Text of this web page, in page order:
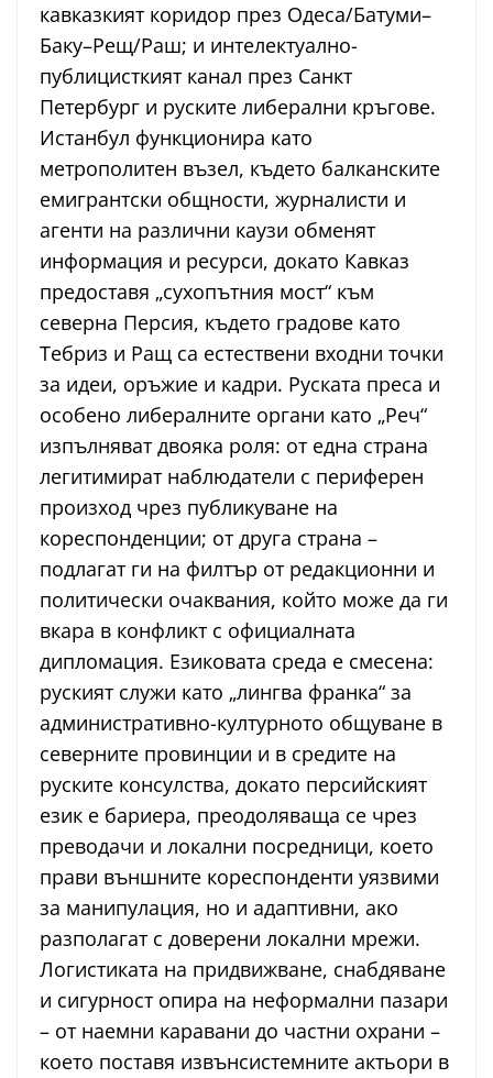
кавказкият коридор през Одеса/Батуми–
Баку–Рещ/Раш; и интелектуално-
публицисткият канал през Санкт
Петербург и руските либерални кръгове.
Истанбул функционира като
метрополитен възел, където балканските
емигрантски общности, журналисти и
агенти на различни каузи обменят
информация и ресурси, докато Кавказ
предоставя „сухопътния мост“ към
северна Персия, където градове като
Тебриз и Ращ са естествени входни точки
за идеи, оръжие и кадри. Руската преса и
особено либералните органи като „Реч“
изпълняват двояка роля: от една страна
легитимират наблюдатели с периферен
произход чрез публикуване на
кореспонденции; от друга страна –
подлагат ги на филтър от редакционни и
политически очаквания, който може да ги
вкара в конфликт с официалната
дипломация. Езиковата среда е смесена:
руският служи като „лингва франка“ за
административно-културното общуване в
северните провинции и в средите на
руските консулства, докато персийският
език е бариера, преодоляваща се чрез
преводачи и локални посредници, което
прави външните кореспонденти уязвими
за манипулация, но и адаптивни, ако
разполагат с доверени локални мрежи.
Логистиката на придвижване, снабдяване
и сигурност опира на неформални пазари
– от наемни каравани до частни охрани –
което поставя извънсистемните актьори в